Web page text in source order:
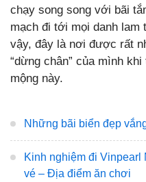
chạy song song với bãi
mạch đi tới mọi danh lam
vậy, đây là nơi được rất
“dừng chân” của mình
mộng này.
Những bãi biển đẹp
Kinh nghiệm đi
vé – Địa điểm ăn chơi